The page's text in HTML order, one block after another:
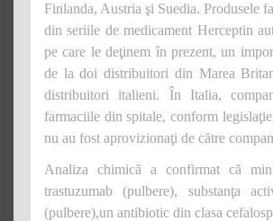
Finlanda, Austria şi Suedia. Produsele
din seriile de medicament Herceptin
pe care le deţinem în prezent, un
de la doi distribuitori din Marea
distribuitori italieni. În Italia,
farmaciile din spitale, conform
nu au fost aprovizionaţi de către
Analiza chimică a confirmat că
trastuzumab (pulbere), substanţa
(pulbere),un antibiotic din clasa